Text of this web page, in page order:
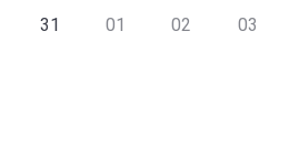
31 01 02 03